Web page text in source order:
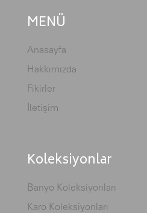
MENÜ
Anasayfa
Hakkımızda
Fikirler
İletişim
Koleksiyonlar
Banyo Koleksiyonları
Karo Koleksiyonları